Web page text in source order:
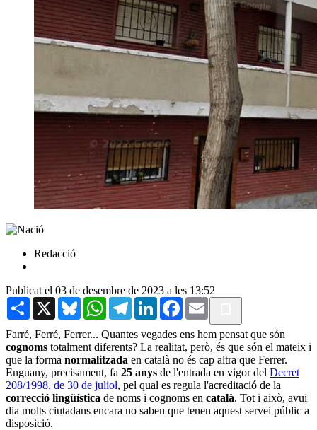
Redacció
Publicat el 03 de desembre de 2023 a les 13:52
Share X BlueskyWhatsAppTelegramLinkedInFacebook
Email
Farré, Ferré, Ferrer... Quantes vegades ens hem pensat que són
cognoms totalment diferents? La realitat, però, és que són el mateix i
que la forma normalitzada en català no és cap altra que Ferrer.
Enguany, precisament, fa 25 anys de l'entrada en vigor del Decret
208/1998, de 30 de juliol, pel qual es regula l'acreditació de la
correcció lingüística de noms i cognoms en català. Tot i això, avui
dia molts ciutadans encara no saben que tenen aquest servei públic a
disposició.